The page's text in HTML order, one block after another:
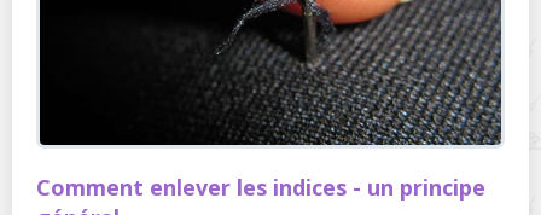
Comment enlever les indices - un principe